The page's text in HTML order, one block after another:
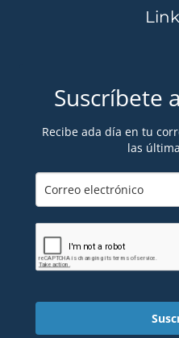
Suscríbete
Recibe ada día en tu
las